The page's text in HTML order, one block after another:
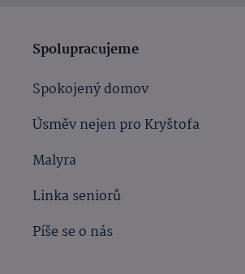
Spolupracujeme
Spokojený domov
Úsměv nejen pro Kryštofa
Malyra
Linka seniorů
Píše se o nás